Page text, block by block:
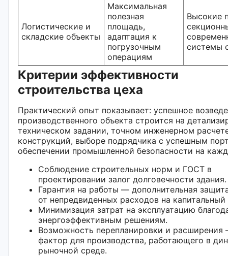
Логистические и
складские объекты
Максимальная
полезная
площадь,
адаптация к
погрузочным
операциям
Высокие
системы
Критерии эффективности
строительства цеха
Практический опыт показывает: успешное
производственного объекта строится на
техническом задании, точном инженерном
конструкций, выборе подрядчика с успешным
обеспечении промышленной безопасности на
Соблюдение строительных норм и ГОСТ в
проектировании залог долговечности здания.
Гарантия на работы — дополнительная
от непредвиденных расходов на капитальный
Минимизация затрат на эксплуатацию
энергоэффективным решениям.
Возможность перепланировки и
фактор для производства, работающего в
рыночной среде.